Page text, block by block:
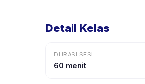
Detail Kelas
DURASI SESI
60 menit